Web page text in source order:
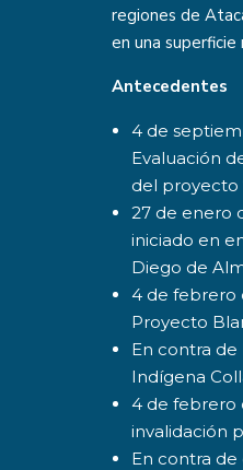
regiones de
en una
Antecedentes
4 de
Evaluación
del proyecto
27 de enero
iniciado en
Diego de
4 de febrero
Proyecto
En contra de
Indígena
4 de febrero
invalidación
En contra de